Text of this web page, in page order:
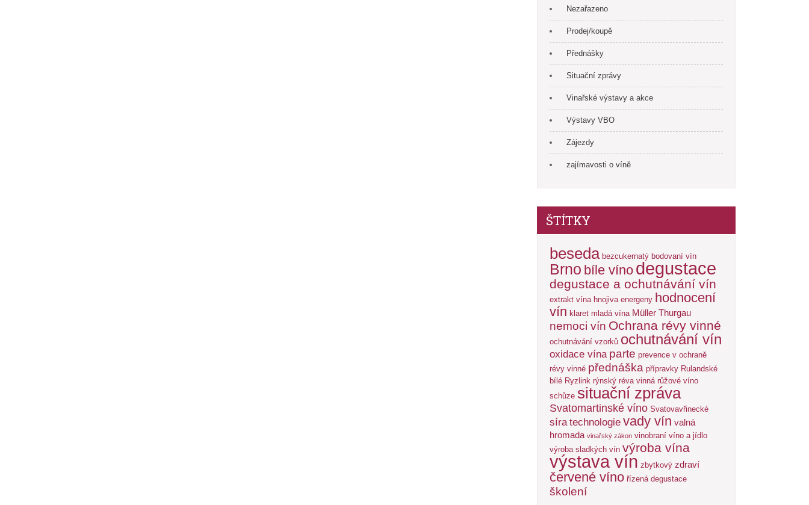
Nezařazeno
Prodej/koupě
Přednášky
Situační zprávy
Vinařské výstavy a akce
Výstavy VBO
Zájezdy
zajímavosti o víně
ŠTÍTKY
beseda bezcukernatý bodovaní vín
Brno bíle víno degustace
degustace a ochutnávání vín
extrakt vína hnojiva energeny hodnocení
vín klaret mladá vína Müller Thurgau
nemoci vín Ochrana révy vinné
ochutnávání vzorků ochutnávání vín
oxidace vína parte prevence v ochraně
révy vinné přednáška přípravky Rulandské
bílé Ryzlink rýnský réva vinná růžové víno
schůze situační zpráva
Svatomartinské víno Svatovavřinecké
síra technologie vady vín valná
hromada vinařský zákon vinobraní víno a jídlo
výroba sladkých vín výroba vína
výstava vín zbytkový zdraví
červené víno řízená degustace
školení